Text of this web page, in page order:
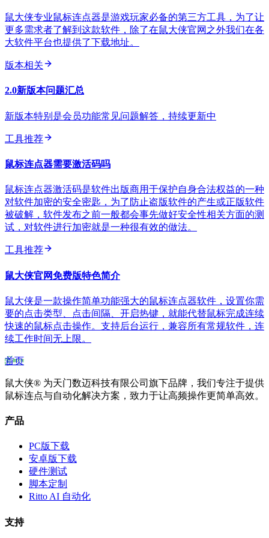
鼠大侠专业鼠标连点器是游戏玩家必备的第三方工具，为了让
更多需求者了解到这款软件，除了在鼠大侠官网之外我们在各
大软件平台也提供了下载地址。
版本相关
2.0新版本问题汇总
新版本特别是会员功能常见问题解答，持续更新中
工具推荐
鼠标连点器需要激活码吗
鼠标连点器激活码是软件出版商用于保护自身合法权益的一种
对软件加密的安全密匙，为了防止盗版软件的产生或正版软件
被破解，软件发布之前一般都会事先做好安全性相关方面的测
试，对软件进行加密就是一种很有效的做法。
工具推荐
鼠大侠官网免费版特色简介
鼠大侠是一款操作简单功能强大的鼠标连点器软件，设置你需
要的点击类型、点击间隔、开启热键，就能代替鼠标完成连续
快速的鼠标点击操作。支持后台运行，兼容所有常规软件，连
续工作时间无上限。
首页
鼠大侠® 为天门数迈科技有限公司旗下品牌，我们专注于提供
鼠标连点与自动化解决方案，致力于让高频操作更简单高效。
产品
PC版下载
安卓版下载
硬件测试
脚本定制
Ritto AI 自动化
支持